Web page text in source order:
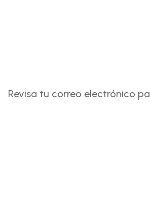
Revisa tu correo electrónico